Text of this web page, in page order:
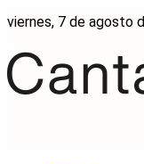
viernes, 7 de agosto